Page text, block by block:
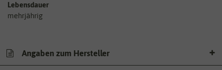
Lebensdauer
mehrjährig
Angaben zum Hersteller